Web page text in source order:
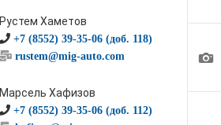
Рустем Хаметов
+7 (8552) 39-35-06 (доб. 118)
rustem@mig-auto.com
Марсель Хафизов
+7 (8552) 39-35-06 (доб. 112)
1